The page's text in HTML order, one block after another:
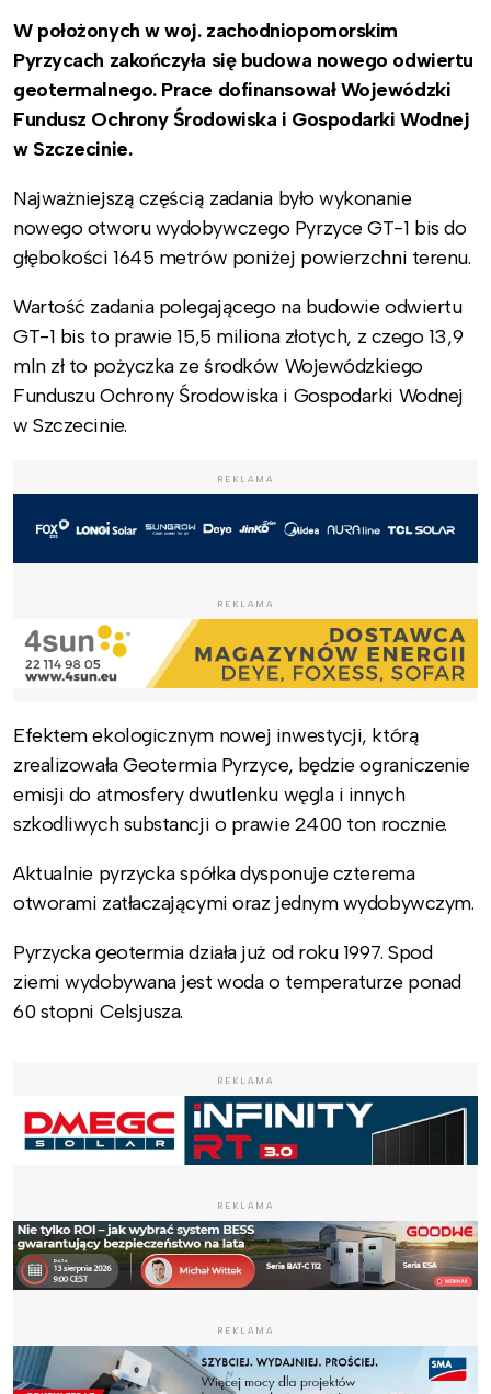
W położonych w woj. zachodniopomorskim
Pyrzycach zakończyła się budowa nowego odwiertu
geotermalnego. Prace dofinansował Wojewódzki
Fundusz Ochrony Środowiska i Gospodarki Wodnej
w Szczecinie.
Najważniejszą częścią zadania było wykonanie
nowego otworu wydobywczego Pyrzyce GT-1 bis do
głębokości 1645 metrów poniżej powierzchni terenu.
Wartość zadania polegającego na budowie odwiertu
GT-1 bis to prawie 15,5 miliona złotych, z czego 13,9
mln zł to pożyczka ze środków Wojewódzkiego
Funduszu Ochrony Środowiska i Gospodarki Wodnej
w Szczecinie.
REKLAMA
REKLAMA
Efektem ekologicznym nowej inwestycji, którą
zrealizowała Geotermia Pyrzyce, będzie ograniczenie
emisji do atmosfery dwutlenku węgla i innych
szkodliwych substancji o prawie 2400 ton rocznie.
Aktualnie pyrzycka spółka dysponuje czterema
otworami zatłaczającymi oraz jednym wydobywczym.
Pyrzycka geotermia działa już od roku 1997. Spod
ziemi wydobywana jest woda o temperaturze ponad
60 stopni Celsjusza.
REKLAMA
REKLAMA
REKLAMA